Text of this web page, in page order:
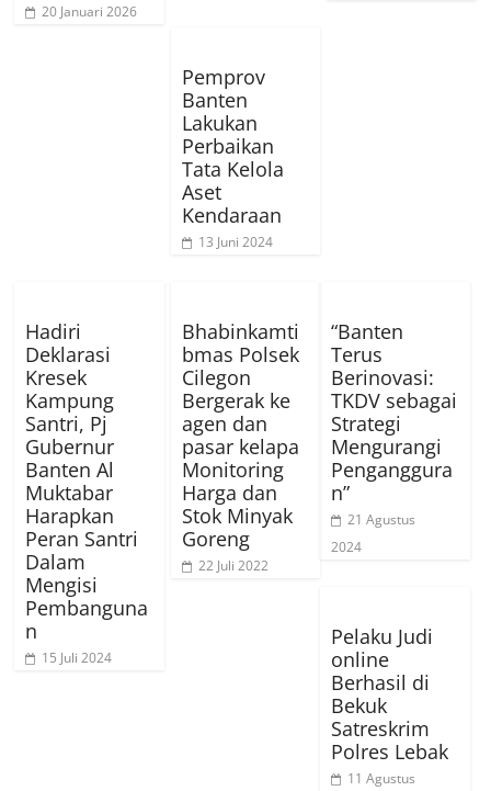
20 Januari 2026
Pemprov
Banten
Lakukan
Perbaikan
Tata Kelola
Aset
Kendaraan
13 Juni 2024
Hadiri
Deklarasi
Kresek
Kampung
Santri, Pj
Gubernur
Banten Al
Muktabar
Harapkan
Peran Santri
Dalam
Mengisi
Pembanguna
n
15 Juli 2024
Bhabinkamti
bmas Polsek
Cilegon
Bergerak ke
agen dan
pasar kelapa
Monitoring
Harga dan
Stok Minyak
Goreng
22 Juli 2022
“Banten
Terus
Berinovasi:
TKDV sebagai
Strategi
Mengurangi
Penganggura
n”
21 Agustus
2024
Pelaku Judi
online
Berhasil di
Bekuk
Satreskrim
Polres Lebak
11 Agustus